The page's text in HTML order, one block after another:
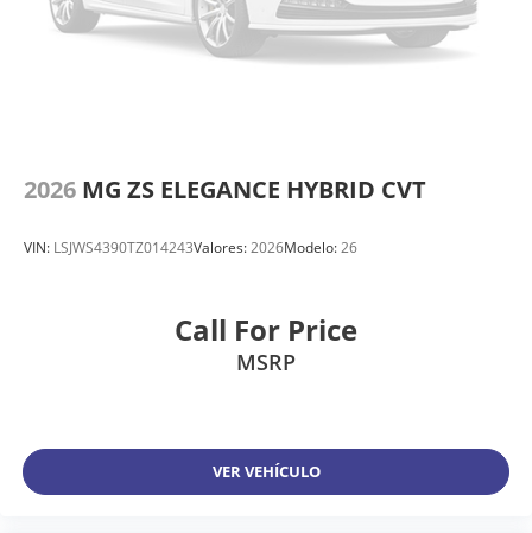
2026 MG ZS ELEGANCE HYBRID CVT
VIN: LSJWS4390TZ014243Valores:2026Modelo:26
Call For Price
MSRP
VER VEHÍCULO